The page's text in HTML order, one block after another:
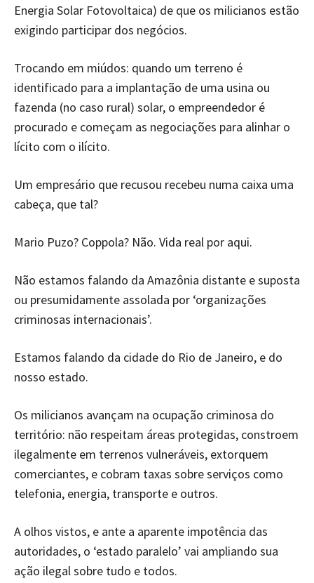
Energia Solar Fotovoltaica) de que os milicianos estão
exigindo participar dos negócios.
Trocando em miúdos: quando um terreno é
identificado para a implantação de uma usina ou
fazenda (no caso rural) solar, o empreendedor é
procurado e começam as negociações para alinhar o
lícito com o ilícito.
Um empresário que recusou recebeu numa caixa uma
cabeça, que tal?
Mario Puzo? Coppola? Não. Vida real por aqui.
Não estamos falando da Amazônia distante e suposta
ou presumidamente assolada por ‘organizações
criminosas internacionais’.
Estamos falando da cidade do Rio de Janeiro, e do
nosso estado.
Os milicianos avançam na ocupação criminosa do
território: não respeitam áreas protegidas, constroem
ilegalmente em terrenos vulneráveis, extorquem
comerciantes, e cobram taxas sobre serviços como
telefonia, energia, transporte e outros.
A olhos vistos, e ante a aparente impotência das
autoridades, o ‘estado paralelo’ vai ampliando sua
ação ilegal sobre tudo e todos.